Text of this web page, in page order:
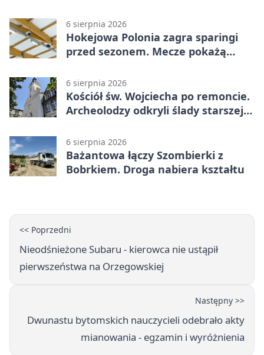
6 sierpnia 2026
Hokejowa Polonia zagra sparingi
przed sezonem. Mecze pokażą
6 sierpnia 2026
Kościół św. Wojciecha po remoncie.
Archeolodzy odkryli ślady starszej
6 sierpnia 2026
Bażantowa łączy Szombierki z
Bobrkiem. Droga nabiera kształtu
<< Poprzedni
Nieodśnieżone Subaru - kierowca nie ustąpił
pierwszeństwa na Orzegowskiej
Następny >>
Dwunastu bytomskich nauczycieli odebrało akty
mianowania - egzamin i wyróżnienia